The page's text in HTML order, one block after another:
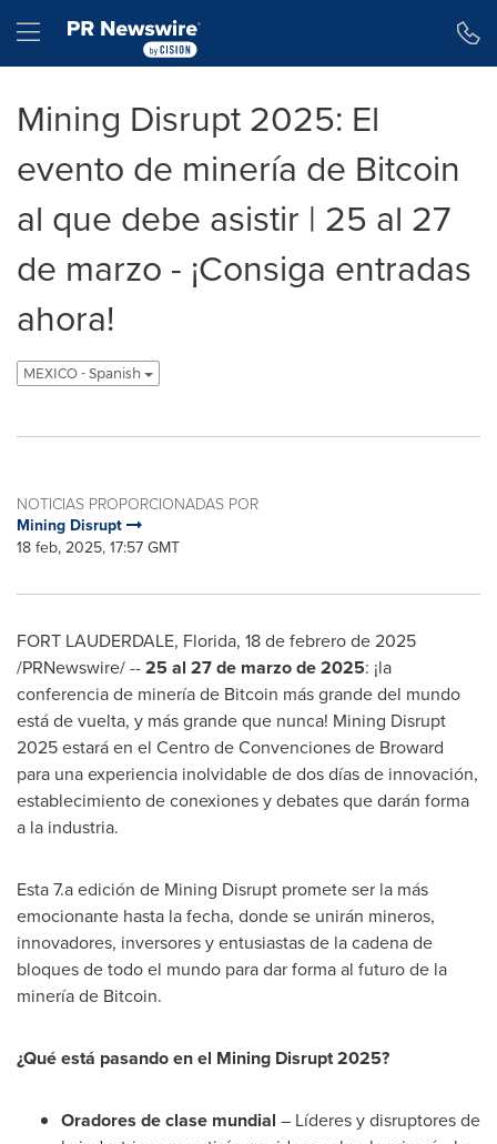
Hamburger menu
Mining Disrupt 2025: El
evento de minería de Bitcoin
al que debe asistir | 25 al 27
de marzo - ¡Consiga entradas
ahora!
MEXICO - Spanish
NOTICIAS PROPORCIONADAS POR
Mining Disrupt
18 feb, 2025, 17:57 GMT
FORT LAUDERDALE, Florida, 18 de febrero de 2025
/PRNewswire/ --25 al 27 de marzo de 2025: ¡la
conferencia de minería de Bitcoin más grande del mundo
está de vuelta, y más grande que nunca! Mining Disrupt
2025 estará en el Centro de Convenciones de Broward
para una experiencia inolvidable de dos días de innovación,
establecimiento de conexiones y debates que darán forma
a la industria.
Esta 7.a edición de Mining Disrupt promete ser la más
emocionante hasta la fecha, donde se unirán mineros,
innovadores, inversores y entusiastas de la cadena de
bloques de todo el mundo para dar forma al futuro de la
minería de Bitcoin.
¿Qué está pasando en el Mining Disrupt 2025?
Oradores de clase mundial – Líderes y disruptores de